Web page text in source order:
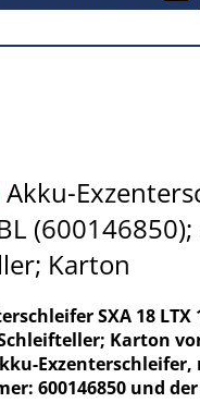
Akku-
Karton
SXA 18 LTX
Karton
Exzenterschleifer,
600146850 und der